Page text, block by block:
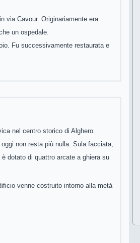
via Cavour. Originariamente era
un ospedale.
Fu successivamente restaurata e
nel centro storico di Alghero.
non resta più nulla. Sula facciata,
dotato di quattro arcate a ghiera su
venne costruito intorno alla metà